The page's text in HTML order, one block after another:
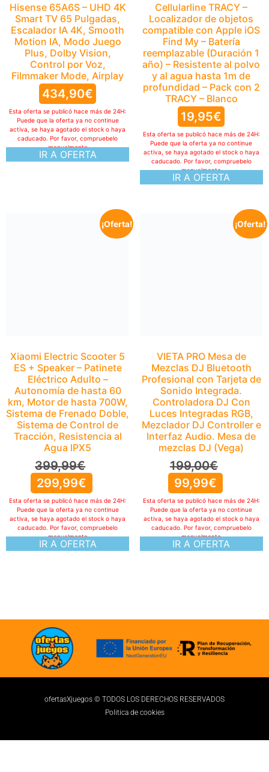
Hisense 65A6S – UHD 4K
Smart TV 65 Pulgadas,
Escalador IA 4K, Smooth
Motion IA, Modo Juego
Plus, Dolby Vision,
Control por Voz,
Filmmaker Mode, Airplay
434,90€
IR A OFERTA
Esta oferta se publicó hace más de 24H:
Puede que la oferta ya no continue
activa, se haya agotado el stock o haya
caducado. Por favor, compruebelo
manualmente
Cellularline TRACY –
Localizador de objetos
compatible con Apple iOS
Find My – Batería
reemplazable (Duración 1
año) – Resistente al polvo
y al agua hasta 1m de
profundidad – Pack con 2
TRACY – Blanco
19,95€
IR A OFERTA
Esta oferta se publicó hace más de 24H:
Puede que la oferta ya no continue
activa, se haya agotado el stock o haya
caducado. Por favor, compruebelo
manualmente
¡Oferta!
Xiaomi Electric Scooter 5
ES + Speaker – Patinete
Eléctrico Adulto –
Autonomía de hasta 60
km, Motor de hasta 700W,
Sistema de Frenado Doble,
Sistema de Control de
Tracción, Resistencia al
Agua IPX5
399,99€
299,99€
IR A OFERTA
Esta oferta se publicó hace más de 24H:
Puede que la oferta ya no continue
activa, se haya agotado el stock o haya
caducado. Por favor, compruebelo
manualmente
¡Oferta!
VIETA PRO Mesa de
Mezclas DJ Bluetooth
Profesional con Tarjeta de
Sonido Integrada.
Controladora DJ Con
Luces Integradas RGB,
Mezclador DJ Controller e
Interfaz Audio. Mesa de
mezclas DJ (Vega)
199,00€
99,99€
IR A OFERTA
Esta oferta se publicó hace más de 24H:
Puede que la oferta ya no continue
activa, se haya agotado el stock o haya
caducado. Por favor, compruebelo
manualmente
ofertasXjuegos © TODOS LOS DERECHOS RESERVADOS
Politica de cookies